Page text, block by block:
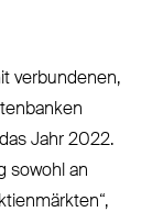
verbundenen,
Jahr 2022.
sowohl an